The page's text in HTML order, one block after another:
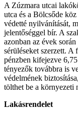
A Zúzmara utcai
utca és a Bölcsőde
védetté nyilvánítását,
jelentőséggel bír. A
azonban az évek
sérüléseket szerzett.
pénzben kifejezve
tényezők továbbra is
védelmének
tölthet be a környezeti
Lakásrendelet